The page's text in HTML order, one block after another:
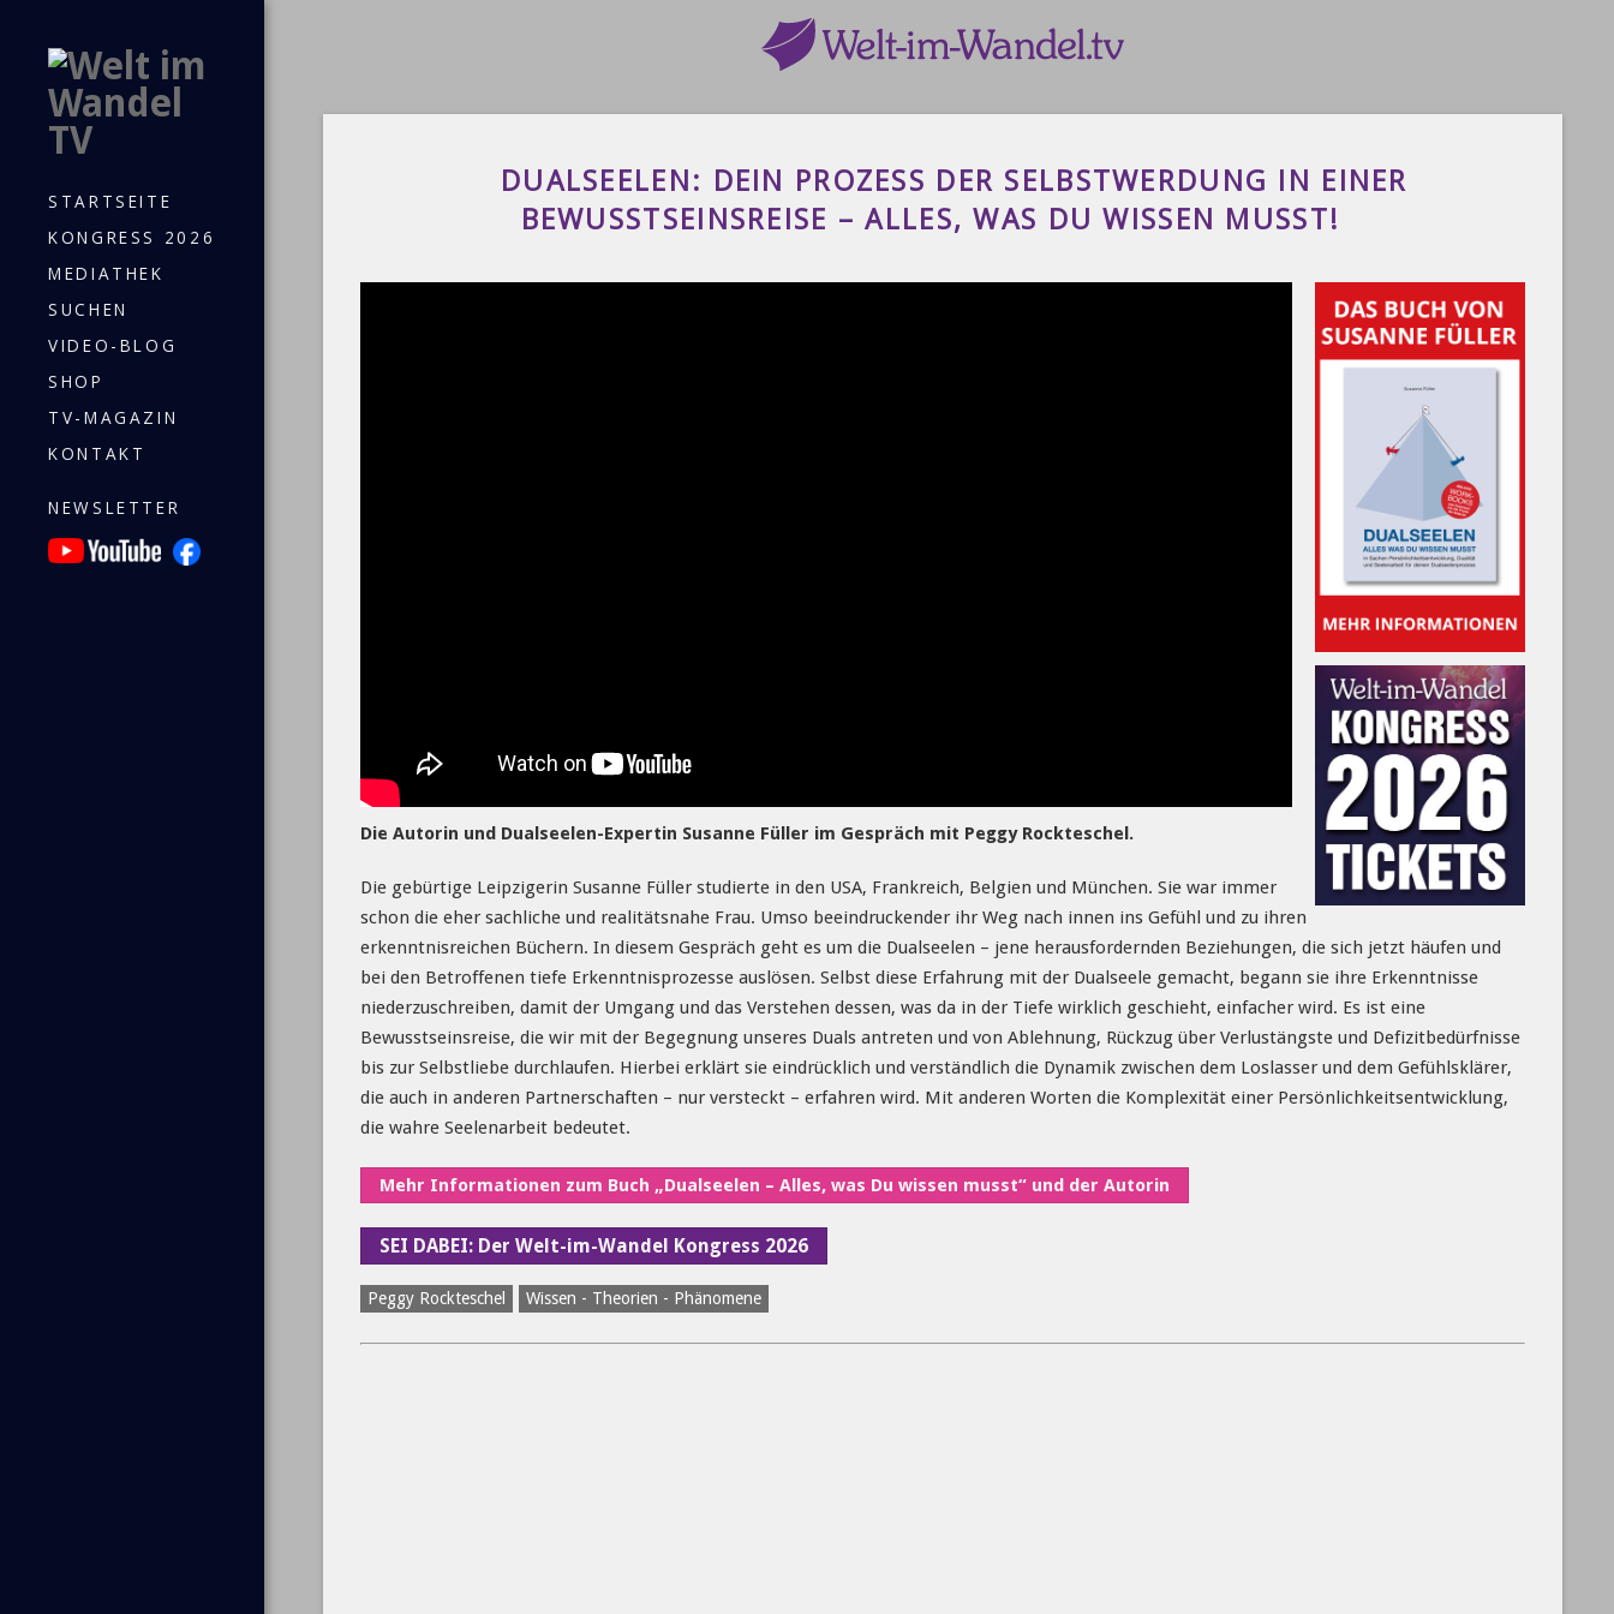
STARTSEITE
KONGRESS 2026
MEDIATHEK
SUCHEN
VIDEO-BLOG
SHOP
TV-MAGAZIN
KONTAKT
NEWSLETTER
DUALSEELEN: DEIN PROZESS DER SELBSTWERDUNG IN EINER
BEWUSSTSEINSREISE – ALLES, WAS DU WISSEN MUSST!
Die Autorin und Dualseelen-Expertin Susanne Füller im Gespräch mit Peggy Rockteschel.
Die gebürtige Leipzigerin Susanne Füller studierte in den USA, Frankreich, Belgien und München. Sie war immer
schon die eher sachliche und realitätsnahe Frau. Umso beeindruckender ihr Weg nach innen ins Gefühl und zu ihren
erkenntnisreichen Büchern. In diesem Gespräch geht es um die Dualseelen – jene herausfordernden Beziehungen, die sich jetzt häufen und
bei den Betroffenen tiefe Erkenntnisprozesse auslösen. Selbst diese Erfahrung mit der Dualseele gemacht, begann sie ihre Erkenntnisse
niederzuschreiben, damit der Umgang und das Verstehen dessen, was da in der Tiefe wirklich geschieht, einfacher wird. Es ist eine
Bewusstseinsreise, die wir mit der Begegnung unseres Duals antreten und von Ablehnung, Rückzug über Verlustängste und Defizitbedürfnisse
bis zur Selbstliebe durchlaufen. Hierbei erklärt sie eindrücklich und verständlich die Dynamik zwischen dem Loslasser und dem Gefühlsklärer,
die auch in anderen Partnerschaften – nur versteckt – erfahren wird. Mit anderen Worten die Komplexität einer Persönlichkeitsentwicklung,
die wahre Seelenarbeit bedeutet.
Mehr Informationen zum Buch „Dualseelen – Alles, was Du wissen musst“ und der Autorin
SEI DABEI: Der Welt-im-Wandel Kongress 2026
Peggy Rockteschel Wissen - Theorien - Phänomene